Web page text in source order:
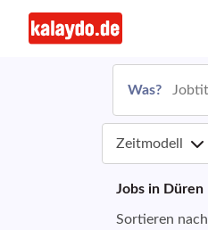
Was?
Zeitmodell
Jobs in Düren
Sortieren nach